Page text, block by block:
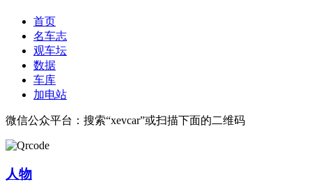
首页
名车志
观车坛
数据
车库
加电站
微信公众平台：搜索“xevcar”或扫描下面的二维码
人物